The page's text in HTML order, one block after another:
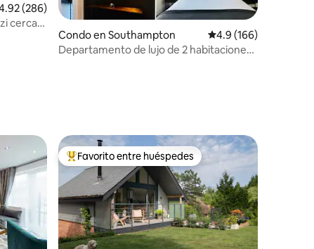
promedio: 4.92 de 5, 286 reseñas
(286)
cerca
Condo en Southampton Calificación
4.9 (166)
Departamento de lujo de 2 habitaciones |
Favorito entre huéspedes preferido
Favorito entre huéspedes